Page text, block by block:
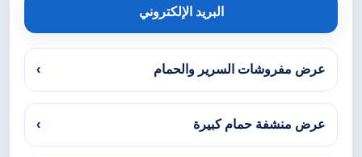
البريد الإلكتروني
عرض مفروشات السرير والحمام ›
عرض منشفة حمام كبيرة ›